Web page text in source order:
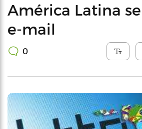
América Latina
e-mail
0